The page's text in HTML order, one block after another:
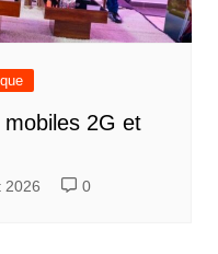
2G et
2026 0